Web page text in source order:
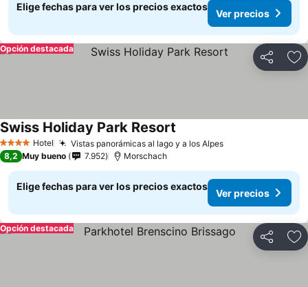
Elige fechas para ver los precios exactos
Ver precios
Compartir
Opción destacada
4 EstrellasHotel Vistas panorámicas al lago y a los AlpesVer precios
Swiss Holiday Park Resort
8,2 Muy bueno 7.952 Morschach
Elige fechas para ver los precios exactos
Ver precios
Compartir
Opción destacada